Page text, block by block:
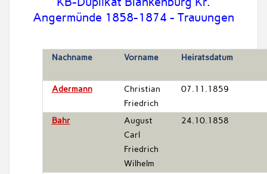
Angermünde 1858-1874 - Trauungen
Nachname Vorname Heiratsdatum
Adermann
Christian
Friedrich
07.11.1859
Bahr
August
Carl
Friedrich
Wilhelm
24.10.1858